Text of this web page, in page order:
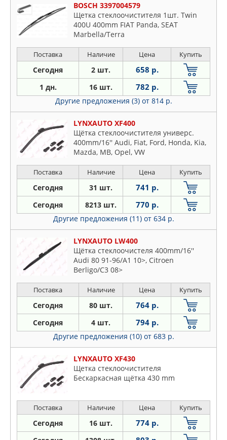
BOSCH 3397004579
Щетка стеклоочистителя 1шт. Twin
400U 400mm FIAT Panda, SEAT
Marbella/Terra
Поставка Наличие Цена Купить
Сегодня 2 шт. 658 р.
1 дн. 16 шт. 782 р.
Другие предложения (3) от 814 р.
LYNXAUTO XF400
Щётка стеклоочистителя универс.
400mm/16'' Audi, Fiat, Ford, Honda, Kia,
Mazda, MB, Opel, VW
Поставка Наличие Цена Купить
Сегодня 31 шт. 741 р.
Сегодня 8213 шт. 770 р.
Другие предложения (11) от 634 р.
LYNXAUTO LW400
Щётка стеклоочистеля 400mm/16''
Audi 80 91-96/A1 10>, Citroen
Berligo/C3 08>
Поставка Наличие Цена Купить
Сегодня 80 шт. 764 р.
Сегодня 4 шт. 794 р.
Другие предложения (10) от 683 р.
LYNXAUTO XF430
Щетка стеклоочистителя
Бескаркасная щётка 430 mm
Поставка Наличие Цена Купить
Сегодня 16 шт. 774 р.